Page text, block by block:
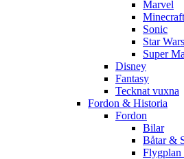
Marvel
Minecraft
Sonic
Star Wars
Super
Disney
Fantasy
Tecknat vuxna
Fordon & Historia
Fordon
Bilar
Båtar &